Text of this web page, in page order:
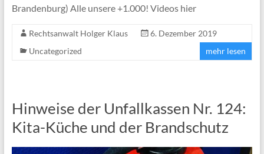
Brandenburg) Alle unsere +1.000! Videos hier
Rechtsanwalt Holger Klaus
6. Dezember 2019
Uncategorized
mehr lesen
Hinweise der Unfallkassen Nr. 124:
Kita-Küche und der Brandschutz